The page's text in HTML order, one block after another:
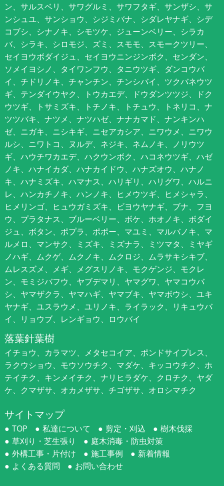
ン、サルスベリ、サワグルミ、サワフタギ、サンザシ、サ
ンシュユ、サンショウ、シジミバナ、シダレヤナギ、シデ
コブシ、シナノキ、シモツケ、ジューンベリー、シラカ
バ、シラキ、シロモジ、ズミ、スモモ、スモークツリー、
セイヨウボダイジュ、セイヨウニンジンボク、センダン、
ソメイヨシノ、タイワンフウ、タニウツギ、ダンコウバ
イ、チドリノキ、チャンチン、チンシバイ、ツクバネウツ
ギ、テンダイウヤク、トウカエデ、ドウダンツツジ、ドク
ウツギ、トサミズキ、トチノキ、トチュウ、トネリコ、ナ
ツツバキ、ナツメ、ナツハゼ、ナナカマド、ナンキンハ
ゼ、ニガキ、ニシキギ、ニセアカシア、ニワウメ、ニワウ
ルシ、ニワトコ、ヌルデ、ネジキ、ネムノキ、ノリウツ
ギ、ハウチワカエデ、ハクウンボク、ハコネウツギ、ハゼ
ノキ、ハナイカダ、ハナカイドウ、ハナズオウ、ハナノ
キ、ハナミズキ、ハマナス、ハリギリ、ハリグワ、ハルニ
レ、ハンカチノキ、ハンノキ、ヒメウツギ、ヒメシャラ、
ヒメリンゴ、ヒュウガミズキ、ビヨウヤナギ、ブナ、フヨ
ウ、プラタナス、ブルーベリー、ボケ、ホオノキ、ボダイ
ジュ、ボタン、ポプラ、ポポー、マユミ、マルバノキ、マ
ルメロ、マンサク、ミズキ、ミズナラ、ミツマタ、ミヤギ
ノハギ、ムクゲ、ムクノキ、ムクロジ、ムラサキシキブ、
ムレスズメ、メギ、メグスリノキ、モクゲンジ、モクレ
ン、モミジバフウ、ヤブデマリ、ヤマグワ、ヤマコウバ
シ、ヤマザクラ、ヤマハギ、ヤマブキ、ヤマボウシ、ユキ
ヤナギ、ユスラウメ、ユリノキ、ライラック、リキュウバ
イ、リョウブ、レンギョウ、ロウバイ
落葉針葉樹
イチョウ、カラマツ、メタセコイア、ポンドサイプレス、
ラクウショウ、モウソウチク、マダケ、キッコウチク、ホ
テイチク、キンメイチク、ナリヒラダケ、クロチク、ヤダ
ケ、クマザサ、オカメザサ、チゴザサ、オロシマチク
サイトマップ
TOP 私達について 剪定・刈込
樹木伐採
草刈り・芝生張り
庭木消毒・防虫対策
外構工事・片付け
施工事例
新着情報
よくある質問
お問い合わせ